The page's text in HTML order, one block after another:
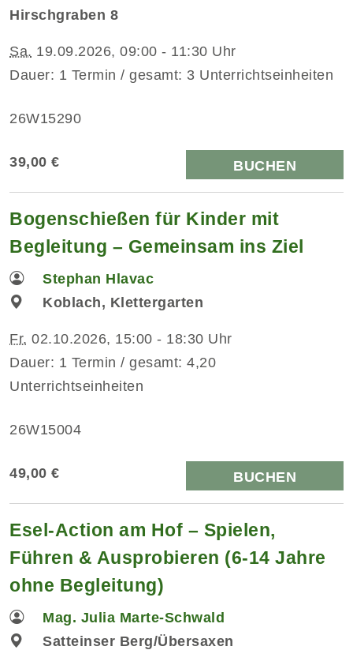
Hirschgraben 8
Sa. 19.09.2026, 09:00 - 11:30 Uhr
Dauer: 1 Termin / gesamt: 3 Unterrichtseinheiten
26W15290
39,00 € BUCHEN
Bogenschießen für Kinder mit
Begleitung – Gemeinsam ins Ziel
Stephan Hlavac
Koblach, Klettergarten
Fr. 02.10.2026, 15:00 - 18:30 Uhr
Dauer: 1 Termin / gesamt: 4,20
Unterrichtseinheiten
26W15004
49,00 € BUCHEN
Esel-Action am Hof – Spielen,
Führen & Ausprobieren (6-14 Jahre
ohne Begleitung)
Mag. Julia Marte-Schwald
Satteinser Berg/Übersaxen